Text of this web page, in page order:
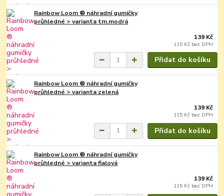
Rainbow Loom ® náhradní gumičky
průhledné > varianta tm.modrá
139 Kč
115 Kč bez DPH
Přidat do košíku
Rainbow Loom ® náhradní gumičky
průhledné > varianta zelená
139 Kč
115 Kč bez DPH
Přidat do košíku
Rainbow Loom ® náhradní gumičky
průhledné > varianta fialová
139 Kč
115 Kč bez DPH